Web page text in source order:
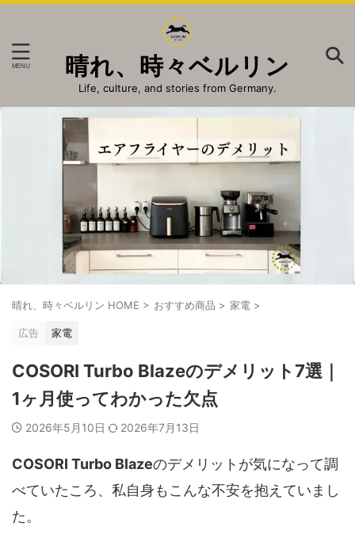
晴れ、時々ベルリン
Life, culture, and stories from Germany.
晴れ、時々ベルリン HOME > おすすめ商品 > 家電 >
広告 家電
COSORI Turbo Blazeのデメリット7選｜
1ヶ月使ってわかった欠点
2026年5月10日 2026年7月13日
COSORI Turbo Blazeのデメリットが気になって調
べていたころ、私自身もこんな不安を抱えていまし
た。